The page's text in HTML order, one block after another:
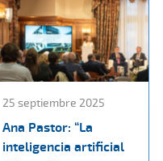
25 septiembre 2025
Ana Pastor: “La
inteligencia artificial